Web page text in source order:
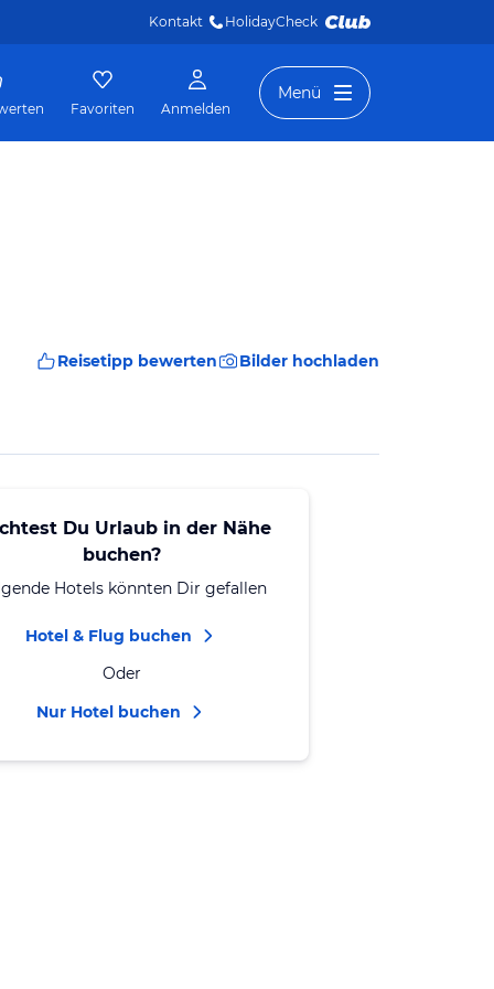
Kontakt HolidayCheck
Favoriten Anmelden
Menü
Reisetipp bewerten Bilder hochladen
Du Urlaub in der Nähe
buchen?
Hotels könnten Dir gefallen
Hotel & Flug buchen
Oder
Nur Hotel buchen